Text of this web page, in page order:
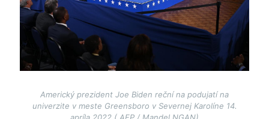
Americký prezident Joe Biden reční na podujatí na
univerzite v meste Greensboro v Severnej Karolíne 14.